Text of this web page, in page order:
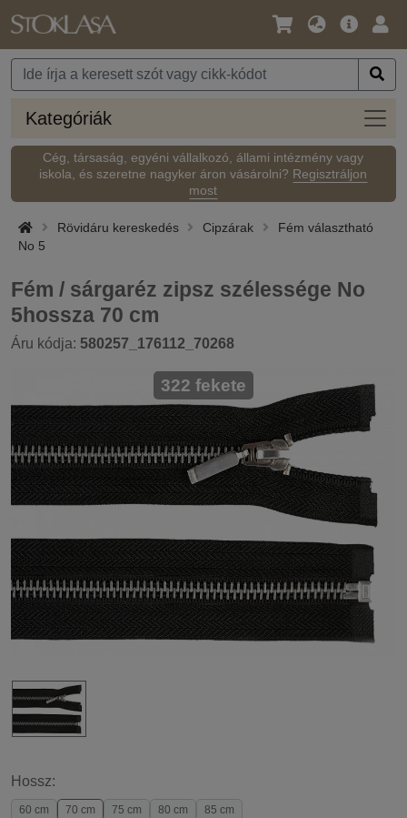
Nyelv
Pénznem
Fő
Kategóriák
Cég, társaság, egyéni vállalkozó, állami intézmény vagy
iskola, és szeretne nagyker áron vásárolni? Regisztráljon
most
Rövidáru kereskedés Cipzárak
Fém választható
No 5
Fém / sárgaréz zipsz szélessége No
5hossza 70 cm
Áru kódja: 580257_176112_70268
322 fekete
Hossz:
60 cm 70 cm 75 cm 80 cm 85 cm